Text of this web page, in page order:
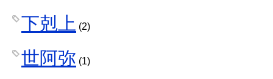
下剋上 (2)
世阿弥 (1)